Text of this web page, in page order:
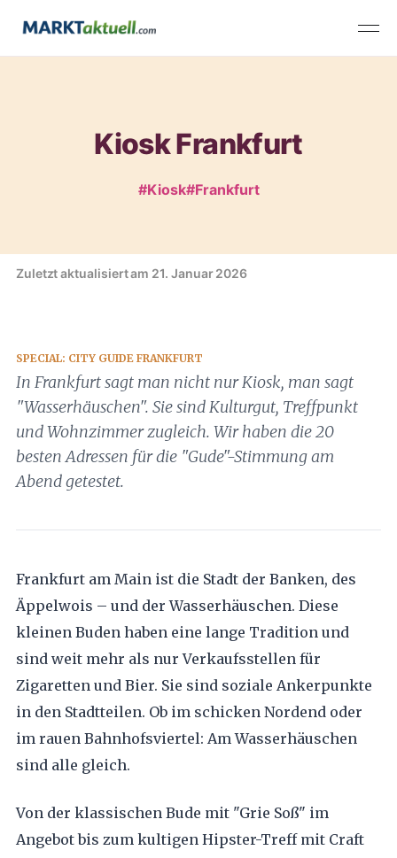
Kiosk Frankfurt
#Kiosk#Frankfurt
Zuletzt aktualisiert am 21. Januar 2026
SPECIAL: CITY GUIDE FRANKFURT
In Frankfurt sagt man nicht nur Kiosk, man sagt
"Wasserhäuschen". Sie sind Kulturgut, Treffpunkt
und Wohnzimmer zugleich. Wir haben die 20
besten Adressen für die "Gude"-Stimmung am
Abend getestet.
Frankfurt am Main ist die Stadt der Banken, des
Äppelwois – und der Wasserhäuschen. Diese
kleinen Buden haben eine lange Tradition und
sind weit mehr als nur Verkaufsstellen für
Zigaretten und Bier. Sie sind soziale Ankerpunkte
in den Stadtteilen. Ob im schicken Nordend oder
im rauen Bahnhofsviertel: Am Wasserhäuschen
sind alle gleich.
Von der klassischen Bude mit "Grie Soß" im
Angebot bis zum kultigen Hipster-Treff mit Craft